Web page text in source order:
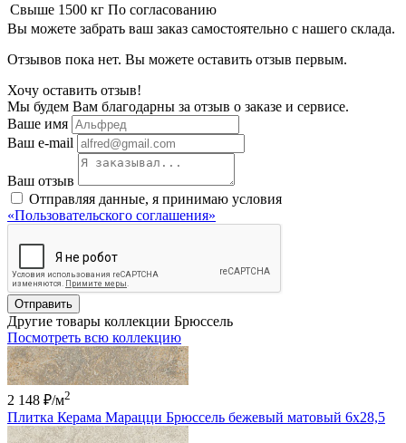
Свыше 1500 кг По согласованию
Вы можете забрать ваш заказ самостоятельно с нашего склада.
Отзывов пока нет. Вы можете оставить отзыв первым.
Хочу оставить отзыв!
Мы будем Вам благодарны за отзыв о заказе и сервисе.
Ваше имя
Ваш e-mail
Ваш отзыв
Отправляя данные, я принимаю условия
«Пользовательского соглашения»
Отправить
Другие товары коллекции Брюссель
Посмотреть всю коллекцию
2 148 ₽/м2
Плитка Керама Марацци Брюссель бежевый матовый 6x28,5